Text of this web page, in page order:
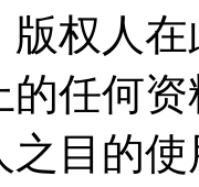
版权人
的任何
之目的